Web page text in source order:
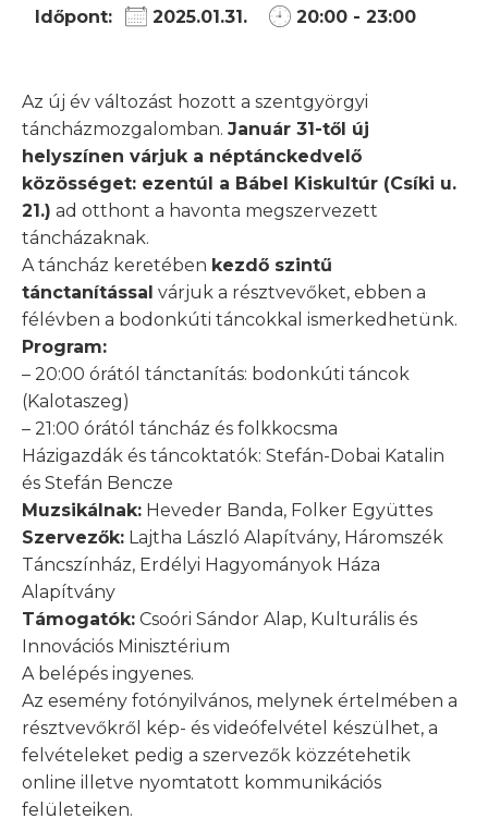
Időpont: 2025.01.31. 20:00 - 23:00
Az új év változást hozott a szentgyörgyi
táncházmozgalomban. Január 31-től új
helyszínen várjuk a néptánckedvelő
közösséget: ezentúl a Bábel Kiskultúr (Csíki u.
21.) ad otthont a havonta megszervezett
táncházaknak.
A táncház keretében kezdő szintű
tánctanítással várjuk a résztvevőket, ebben a
félévben a bodonkúti táncokkal ismerkedhetünk.
Program:
– 20:00 órától tánctanítás: bodonkúti táncok
(Kalotaszeg)
– 21:00 órától táncház és folkkocsma
Házigazdák és táncoktatók: Stefán-Dobai Katalin
és Stefán Bencze
Muzsikálnak: Heveder Banda, Folker Együttes
Szervezők: Lajtha László Alapítvány, Háromszék
Táncszínház, Erdélyi Hagyományok Háza
Alapítvány
Támogatók: Csoóri Sándor Alap, Kulturális és
Innovációs Minisztérium
A belépés ingyenes.
Az esemény fotónyilvános, melynek értelmében a
résztvevőkről kép- és videófelvétel készülhet, a
felvételeket pedig a szervezők közzétehetik
online illetve nyomtatott kommunikációs
felületeiken.